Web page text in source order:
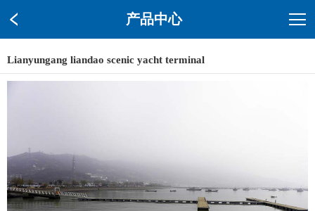
产品中心
Lianyungang liandao scenic yacht terminal